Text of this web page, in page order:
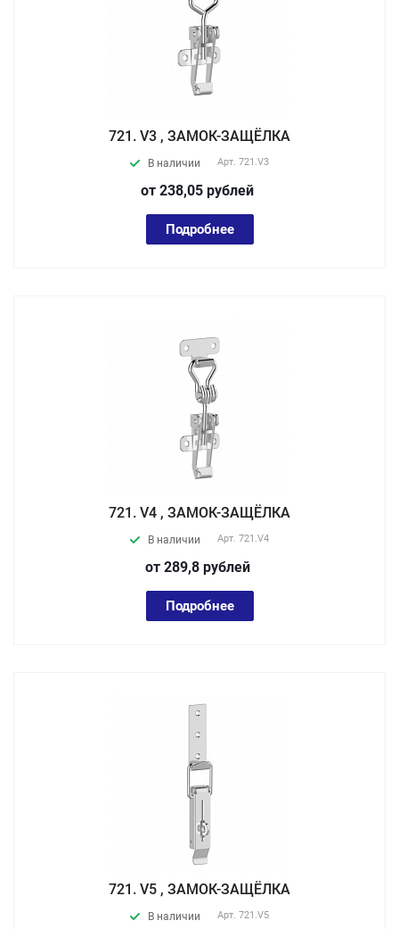
721. V3 , ЗАМОК-ЗАЩЁЛКА
В наличии Арт. 721.V3
от 238,05 рублей
Подробнее
721. V4 , ЗАМОК-ЗАЩЁЛКА
В наличии Арт. 721.V4
от 289,8 рублей
Подробнее
721. V5 , ЗАМОК-ЗАЩЁЛКА
В наличии Арт. 721.V5